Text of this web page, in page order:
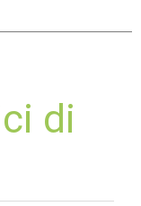
di